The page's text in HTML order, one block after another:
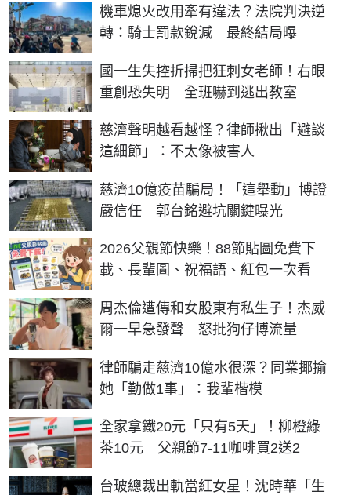
機車熄火改用牽有違法？法院判決逆
轉：騎士罰款銳減 最終結局曝
國一生失控折掃把狂刺女老師！右眼
重創恐失明 全班嚇到逃出教室
慈濟聲明越看越怪？律師揪出「避談
這細節」：不太像被害人
慈濟10億疫苗騙局！「這舉動」博證
嚴信任 郭台銘避坑關鍵曝光
2026父親節快樂！88節貼圖免費下
載、長輩圖、祝福語、紅包一次看
周杰倫遭傳和女股東有私生子！杰威
爾一早急發聲 怒批狗仔博流量
律師騙走慈濟10億水很深？同業揶揄
她「勤做1事」：我輩楷模
全家拿鐵20元「只有5天」！柳橙綠
茶10元 父親節7-11咖啡買2送2
台玻總裁出軌當紅女星！沈時華「生